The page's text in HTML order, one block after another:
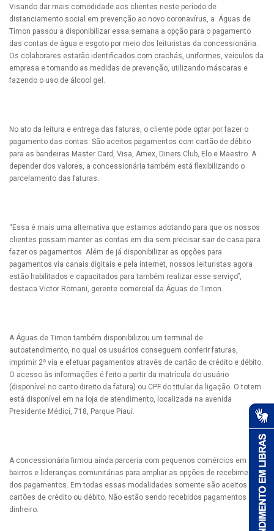
Visando dar mais comodidade aos clientes neste período de
distanciamento social em prevenção ao novo coronavírus, a Águas de
Timon passou a disponibilizar essa semana a opção para o pagamento
das contas de água e esgoto por meio dos leituristas da concessionária.
Os colaborares estarão identificados com crachás, uniformes, veículos da
empresa e tomando as medidas de prevenção, utilizando máscaras e
fazendo o uso de álcool gel.
No ato da leitura e entrega das faturas, o cliente pode optar por fazer o
pagamento das contas. São aceitos pagamentos com cartão de débito
para as bandeiras Master Card, Visa, Amex, Diners Club, Elo e Maestro. A
depender dos valores, a concessionária também está flexibilizando o
parcelamento das faturas.
“Essa é mais uma alternativa que estamos adotando para que os nossos
clientes possam manter as contas em dia sem precisar sair de casa para
fazer os pagamentos. Além de já disponibilizar as opções para
pagamentos via canais digitais e pela internet, nossos leituristas agora
estão habilitados e capacitados para também realizar esse serviço”,
destaca Victor Romani, gerente comercial da Águas de Timon.
A Águas de Timon também disponibilizou um terminal de
autoatendimento, no qual os usuários conseguem conferir faturas,
imprimir 2ª via e efetuar pagamentos através de cartão de crédito e débito.
O acesso às informações é feito a partir da matrícula do usuário
(disponível no canto direito da fatura) ou CPF do titular da ligação. O totem
está disponível em na loja de atendimento, localizada na avenida
Presidente Médici, 718, Parque Piauí.
A concessionária firmou ainda parceria com pequenos comércios em
bairros e lideranças comunitárias para ampliar as opções de recebimento
dos pagamentos. Em todas essas modalidades somente são aceitos
cartões de crédito ou débito. Não estão sendo recebidos pagamentos em
dinheiro.